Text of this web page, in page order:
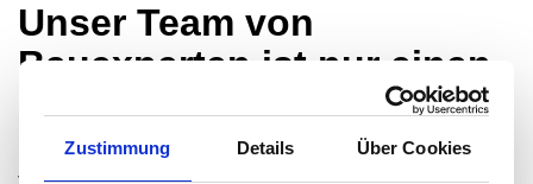
Zustimmung Details Über Cookies
Unser Team von
Bauexperten ist nur einen
Anruf entfernt und steht
Ihnen außerdem online zur